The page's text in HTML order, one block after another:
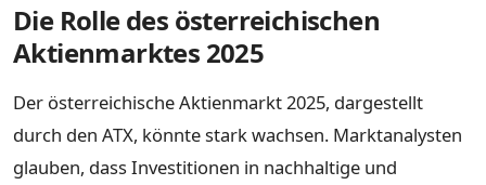
Die Rolle des österreichischen
Aktienmarktes 2025
Der österreichische Aktienmarkt 2025, dargestellt
durch den ATX, könnte stark wachsen. Marktanalysten
glauben, dass Investitionen in nachhaltige und